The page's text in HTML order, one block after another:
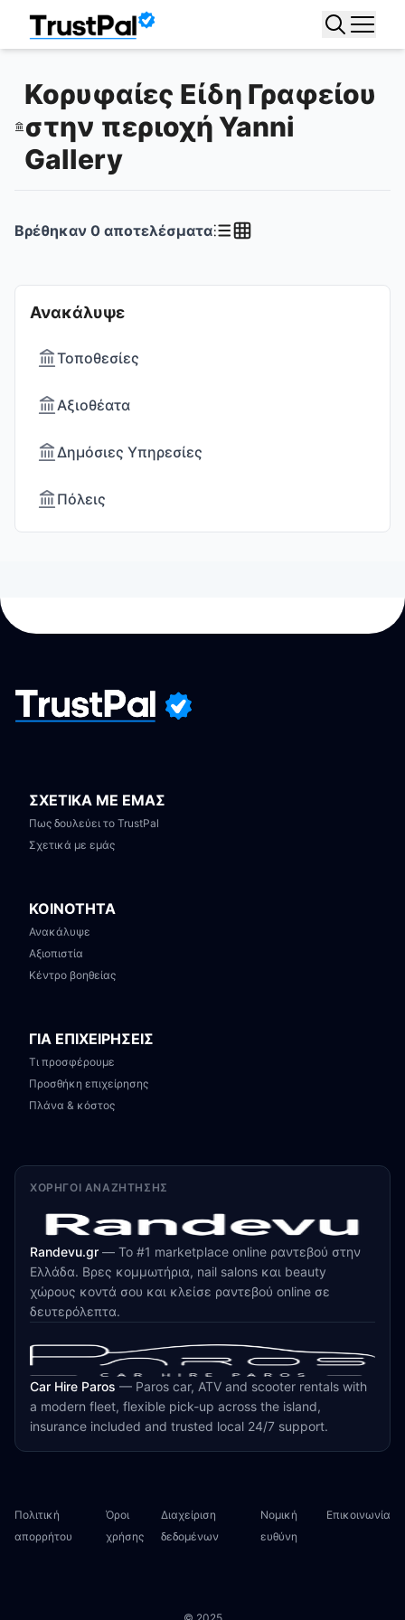
Κορυφαίες Είδη Γραφείου
στην περιοχή Yanni
Gallery
Ανακάλυψε
Τοποθεσίες
Αξιοθέατα
Δημόσιες Υπηρεσίες
Πόλεις
Βρέθηκαν 0 αποτελέσματα
ΣΧΕΤΙΚΑ ΜΕ ΕΜΑΣ
Πως δουλεύει το TrustPal
Σχετικά με εμάς
ΚΟΙΝΟΤΗΤΑ
Ανακάλυψε
Αξιοπιστία
Κέντρο βοηθείας
ΓΙΑ ΕΠΙΧΕΙΡΗΣΕΙΣ
Τι προσφέρουμε
Προσθήκη επιχείρησης
Πλάνα & κόστος
ΧΟΡΗΓΟΊ ΑΝΑΖΉΤΗΣΗΣ
Randevu.gr — Το #1 marketplace online ραντεβού στην
Ελλάδα. Βρες κομμωτήρια, nail salons και beauty
χώρους κοντά σου και κλείσε ραντεβού online σε
δευτερόλεπτα.
Car Hire Paros — Paros car, ATV and scooter rentals with
a modern fleet, flexible pick-up across the island,
insurance included and trusted local 24/7 support.
Πολιτική
απορρήτου
Όροι
χρήσης
Διαχείριση
δεδομένων
Νομική
ευθύνη
Επικοινωνία